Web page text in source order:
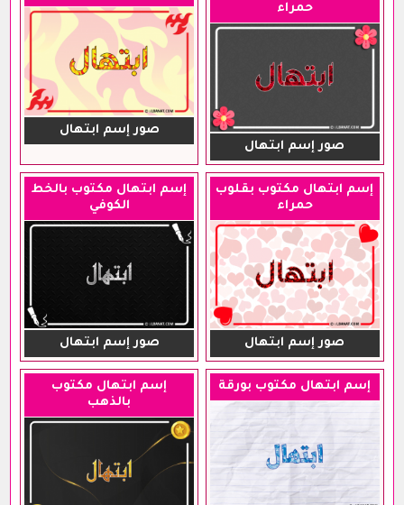
حمراء
صور إسم ابتهال
صور إسم ابتهال
إسم ابتهال مكتوب بقلوب
حمراء
صور إسم ابتهال
إسم ابتهال مكتوب بالخط
الكوفي
صور إسم ابتهال
إسم ابتهال مكتوب بورقة
إسم ابتهال مكتوب
بالذهب